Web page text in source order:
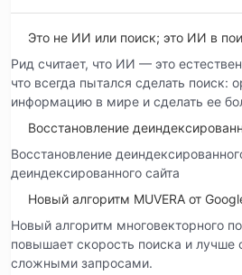
Это не ИИ или поиск; это ИИ в
Рид считает, что ИИ — это
что всегда пытался сделать поиск:
информацию в мире и сделать ее
Восстановление
Восстановление
деиндексированного сайта
Новый алгоритм MUVERA от
Новый алгоритм многовекторного
повышает скорость поиска и лучше
сложными запросами.